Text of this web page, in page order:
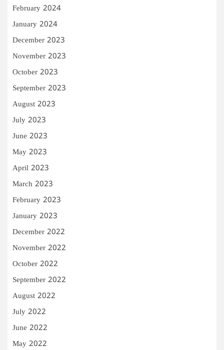
February 2024
January 2024
December 2023
November 2023
October 2023
September 2023
August 2023
July 2023
June 2023
May 2023
April 2023
March 2023
February 2023
January 2023
December 2022
November 2022
October 2022
September 2022
August 2022
July 2022
June 2022
May 2022